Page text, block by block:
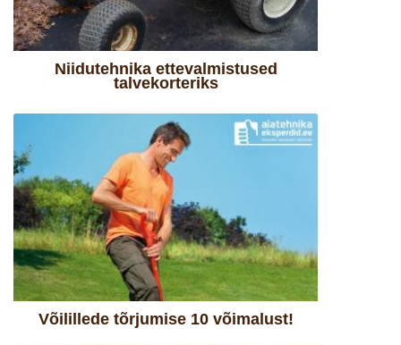
Niidutehnika ettevalmistused
talvekorteriks
Võilillede tõrjumise 10 võimalust!